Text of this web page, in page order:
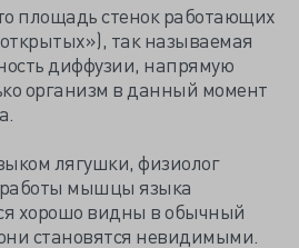
площадь стенок работающих
так называемая
диффузии, напрямую
организм в данный момент
лягушки, физиолог
работы мышцы языка
хорошо видны в обычный
становятся невидимыми.